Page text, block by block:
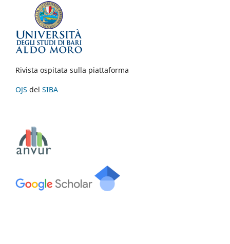
Rivista ospitata sulla piattaforma
OJS del SIBA